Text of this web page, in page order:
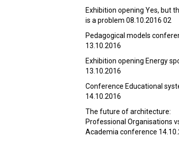
Exhibition opening Yes, but
is a problem 08.10.2016 02
Pedagogical models
13.10.2016
Exhibition opening Energy
13.10.2016
Conference Educational
14.10.2016
The future of architecture:
Professional Organisations
Academia conference